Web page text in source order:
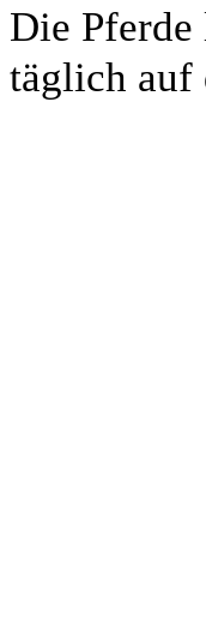
Die
täglich auf